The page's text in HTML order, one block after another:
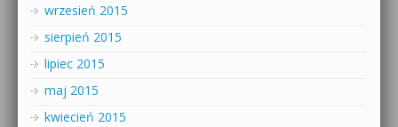
wrzesień 2015
sierpień 2015
lipiec 2015
maj 2015
kwiecień 2015